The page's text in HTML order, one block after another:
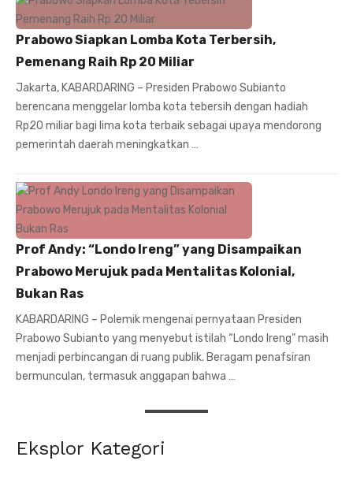
Prabowo Siapkan Lomba Kota Terbersih,
Pemenang Raih Rp 20 Miliar
Jakarta, KABARDARING – Presiden Prabowo Subianto
berencana menggelar lomba kota tebersih dengan hadiah
Rp20 miliar bagi lima kota terbaik sebagai upaya mendorong
pemerintah daerah meningkatkan …
Prof Andy: “Londo Ireng” yang Disampaikan
Prabowo Merujuk pada Mentalitas Kolonial,
Bukan Ras
KABARDARING – Polemik mengenai pernyataan Presiden
Prabowo Subianto yang menyebut istilah “Londo Ireng” masih
menjadi perbincangan di ruang publik. Beragam penafsiran
bermunculan, termasuk anggapan bahwa …
Eksplor Kategori